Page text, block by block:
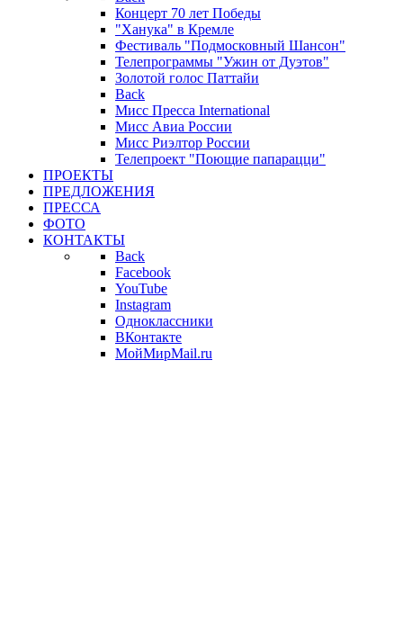
Концерт 70 лет Победы
"Ханука" в Кремле
Фестиваль "Подмосковный Шансон"
Телепрограммы "Ужин от Дуэтов"
Золотой голос Паттайи
Back
Мисс Пресса International
Мисс Авиа России
Мисс Риэлтор России
Телепроект "Поющие папарацци"
ПРОЕКТЫ
ПРЕДЛОЖЕНИЯ
ПРЕССА
ФОТО
КОНТАКТЫ
Back
Facebook
YouTube
Instagram
Одноклассники
ВКонтакте
МойМирMail.ru